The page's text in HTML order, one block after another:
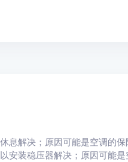
息解决；原因可能是空调的
安装稳压器解决；原因可能